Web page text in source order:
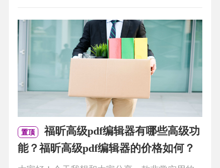
置顶
福昕高级pdf编辑器有哪些高级功
能？福昕高级pdf编辑器的价格如何？